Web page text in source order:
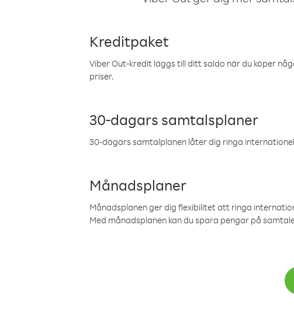
Kreditpaket
Viber Out-kredit läggs till ditt saldo när du köper
priser.
30-dagars samtalsplaner
30-dagars samtalplanen låter dig ringa
Månadsplaner
Månadsplanen ger dig flexibilitet att ringa
Med månadsplanen kan du spara pengar på